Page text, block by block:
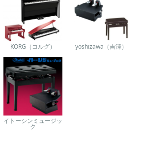
KORG（コルグ） yoshizawa（吉澤）
イトーシンミュージッ
ク